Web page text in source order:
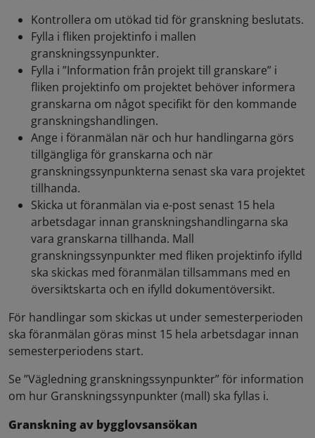
Kontrollera om utökad tid för granskning beslutats.
Fylla i fliken projektinfo i mallen
granskningssynpunkter.
Fylla i ”Information från projekt till granskare” i
fliken projektinfo om projektet behöver informera
granskarna om något specifikt för den kommande
granskningshandlingen.
Ange i föranmälan när och hur handlingarna görs
tillgängliga för granskarna och när
granskningssynpunkterna senast ska vara projektet
tillhanda.
Skicka ut föranmälan via e-post senast 15 hela
arbetsdagar innan granskningshandlingarna ska
vara granskarna tillhanda. Mall
granskningssynpunkter med fliken projektinfo ifylld
ska skickas med föranmälan tillsammans med en
översiktskarta och en ifylld dokumentöversikt.
För handlingar som skickas ut under semesterperioden
ska föranmälan göras minst 15 hela arbetsdagar innan
semesterperiodens start.
Se ”Vägledning granskningssynpunkter” för information
om hur Granskningssynpunkter (mall) ska fyllas i.
Granskning av bygglovsansökan